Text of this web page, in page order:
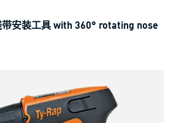
带安装工具 with 360° rotating nose